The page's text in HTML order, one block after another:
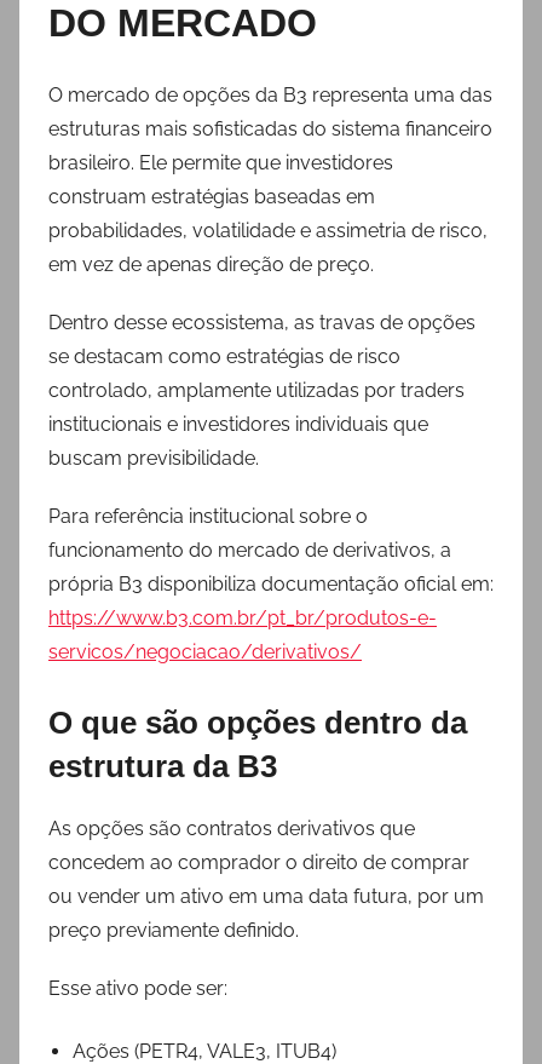
DO MERCADO
O mercado de opções da B3 representa uma das
estruturas mais sofisticadas do sistema financeiro
brasileiro. Ele permite que investidores
construam estratégias baseadas em
probabilidades, volatilidade e assimetria de risco,
em vez de apenas direção de preço.
Dentro desse ecossistema, as travas de opções
se destacam como estratégias de risco
controlado, amplamente utilizadas por traders
institucionais e investidores individuais que
buscam previsibilidade.
Para referência institucional sobre o
funcionamento do mercado de derivativos, a
própria B3 disponibiliza documentação oficial em:
https://www.b3.com.br/pt_br/produtos-e-
servicos/negociacao/derivativos/
O que são opções dentro da
estrutura da B3
As opções são contratos derivativos que
concedem ao comprador o direito de comprar
ou vender um ativo em uma data futura, por um
preço previamente definido.
Esse ativo pode ser:
Ações (PETR4, VALE3, ITUB4)